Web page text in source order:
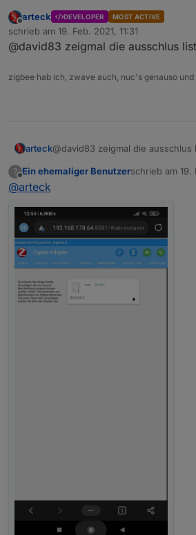
Hallo
Aktor auf der
stehen. Habe
immernoch
Auch wenn
Z. Der
Offline
arteck DEVELOPER MOST ACTIVE
schrieb am 19. Feb. 2021, 11:31
zuletzt editiert von
@david83 zeigmal die ausschlus
zigbee hab ich, zwave auch, nuc's genauso und
arteck@david83 zeigmal die ausschlus
?
Offline
Ein ehemaliger Benutzerschrieb am 19.
zuletzt editiert
@arteck